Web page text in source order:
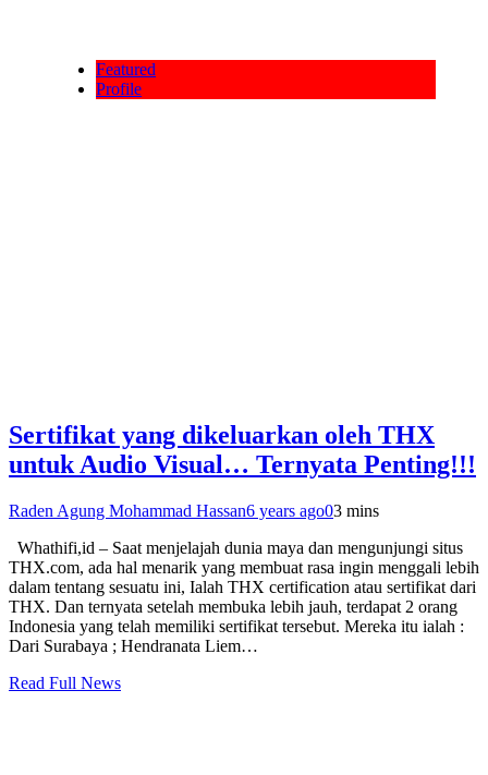
Featured
Profile
Sertifikat yang dikeluarkan oleh THX
untuk Audio Visual… Ternyata Penting!!!
Raden Agung Mohammad Hassan6 years ago03 mins
Whathifi,id – Saat menjelajah dunia maya dan mengunjungi situs
THX.com, ada hal menarik yang membuat rasa ingin menggali lebih
dalam tentang sesuatu ini, Ialah THX certification atau sertifikat dari
THX. Dan ternyata setelah membuka lebih jauh, terdapat 2 orang
Indonesia yang telah memiliki sertifikat tersebut. Mereka itu ialah :
Dari Surabaya ; Hendranata Liem…
Read Full News